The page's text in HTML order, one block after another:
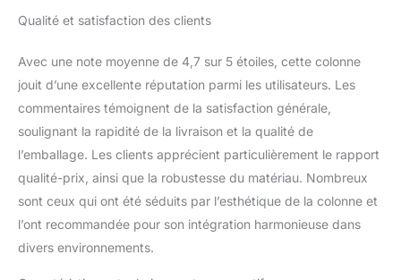
Qualité et satisfaction des clients
Avec une note moyenne de 4,7 sur 5 étoiles, cette colonne
jouit d’une excellente réputation parmi les utilisateurs. Les
commentaires témoignent de la satisfaction générale,
soulignant la rapidité de la livraison et la qualité de
l’emballage. Les clients apprécient particulièrement le rapport
qualité-prix, ainsi que la robustesse du matériau. Nombreux
sont ceux qui ont été séduits par l’esthétique de la colonne et
l’ont recommandée pour son intégration harmonieuse dans
divers environnements.